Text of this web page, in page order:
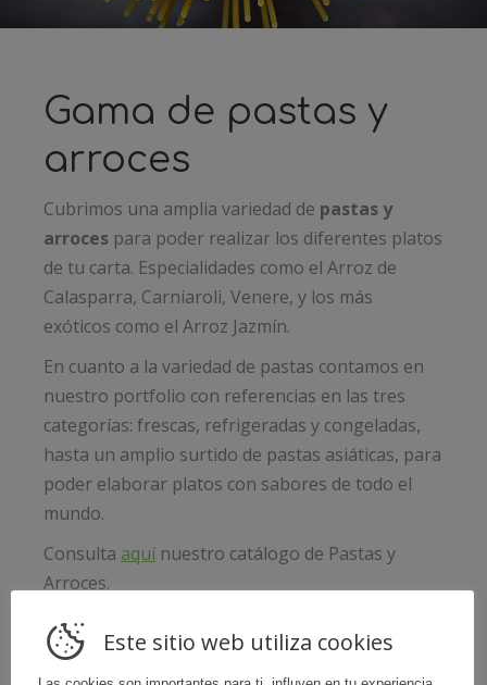
Gama de pastas y
arroces
Cubrimos una amplia variedad de pastas y
arroces para poder realizar los diferentes platos
de tu carta. Especialidades como el Arroz de
Calasparra, Carniaroli, Venere, y los más
exóticos como el Arroz Jazmín.
En cuanto a la variedad de pastas contamos en
nuestro portfolio con referencias en las tres
categorías: frescas, refrigeradas y congeladas,
hasta un amplio surtido de pastas asiáticas, para
poder elaborar platos con sabores de todo el
mundo.
Consulta aquínuestro catálogo de Pastas y
Arroces.
Solicitar información
Este sitio web utiliza cookies